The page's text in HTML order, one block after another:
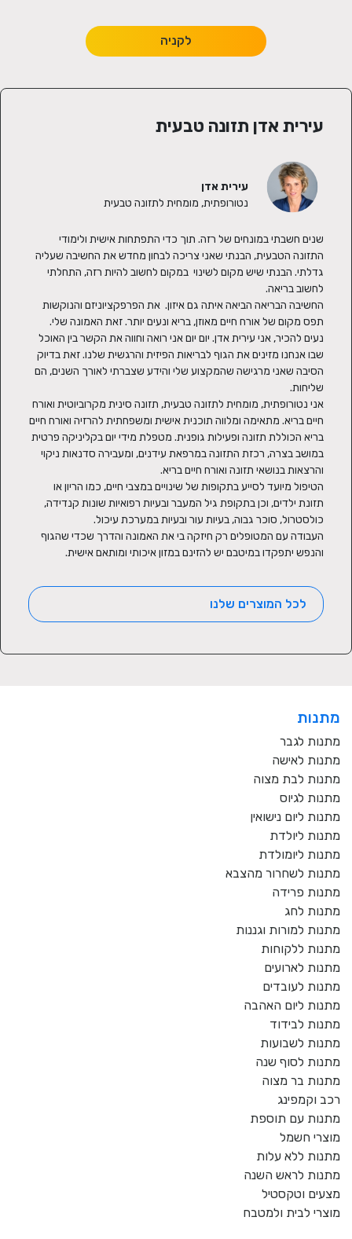
לקניה
והנפש יתפקדו במיטבם יש להזינם במזון איכותי ומותאם אישית.
לכל המוצרים שלנו
עירית אדן תזונה טבעית
עירית אדן
נטורופתית, מומחית לתזונה טבעית
מתנות
מתנות לגבר
מתנות לאישה
מתנות לבת מצוה
מתנות לגיוס
מתנות ליום נישואין
מתנות ליולדת
מתנות ליומולדת
מתנות לשחרור מהצבא
מתנות פרידה
מתנות לחג
מתנות למורות וגננות
מתנות ללקוחות
מתנות לארועים
מתנות לעובדים
מתנות ליום האהבה
מתנות לבידוד
מתנות לשבועות
מתנות לסוף שנה
מתנות בר מצוה
רכב וקמפינג
מתנות עם תוספת
מוצרי חשמל
מתנות ללא עלות
מתנות לראש השנה
מצעים וטקסטיל
מוצרי לבית ולמטבח